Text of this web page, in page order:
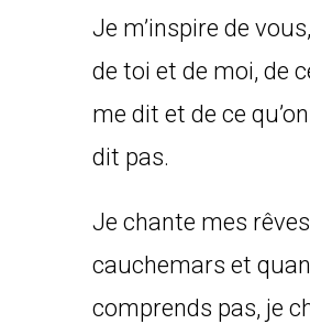
Je m’inspire de
de toi et de moi, de
me dit et de ce
dit pas.
Je chante mes
cauchemars et
comprends pas, je